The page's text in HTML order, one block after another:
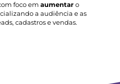
foco em aumentaro
a audiência e as
cadastros e vendas.